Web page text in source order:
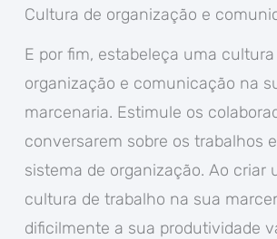
Cultura de organização e
E por fim, estabeleça uma cultura
organização e comunicação na
marcenaria. Estimule os
conversarem sobre os trabalhos
sistema de organização. Ao criar
cultura de trabalho na sua
dificilmente a sua produtividade